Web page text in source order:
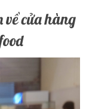
về cửa hàng